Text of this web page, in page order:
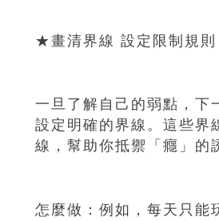
★畫清界線 設定限制規則
一旦了解自己的弱點，下
設定明確的界線。這些界
線，幫助你抵禦「癮」的
怎麼做：例如，每天只能